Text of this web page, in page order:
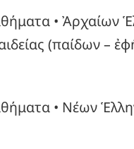
• Ἀρχαίων
(παίδων –
• Νέων